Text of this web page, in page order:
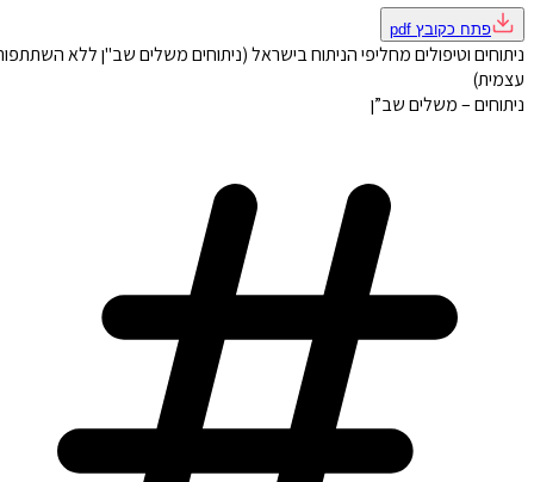
פתח כקובץpdf
ניתוחים וטיפולים מחליפי הניתוח בישראל (ניתוחים משלים שב"ן ללא השתתפות
עצמית)
ניתוחים – משלים שב”ן